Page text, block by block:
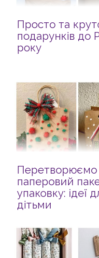
Просто та
подарунків до
року
Перетворюємо
паперовий
упаковку: ідеї
дітьми